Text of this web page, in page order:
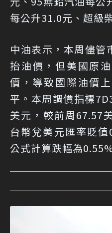
每公升31.0元、超級
中油表示，本周儘管
抬油價，但美國原
價，導致國際油價
平。本周調價指標
美元，較前周67.57
台幣兌美元匯率貶
公式計算跌幅為